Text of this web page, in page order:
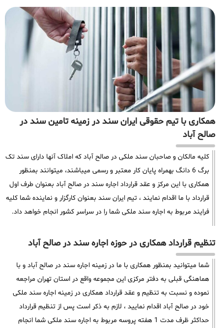
همکاری با تیم حقوقی ایران سند در زمینه تامین سند در
صالح آباد
کلیه مالکان و صاحبان سند ملکی در صالح آباد که املاک آنها دارای سند تک
برگ 6 دانگ بهمراه پایان کار معتبر و رسمی میباشند، میتوانند بمنظور
همکاری با این مرکز و عقد قرارداد اجاره سند در صالح آباد بعنوان طرف اول
قرارداد با ما اقدام نمایند ، تیم ایران سند بعنوان کارگزار و نماینده شما کلیه
فرایند مربوط به اجاره سند ملکی شما را در سراسر کشور انجام خواهد داد.
تنظیم قرارداد همکاری در حوزه اجاره سند در صالح آباد
شما میتوانید بمنظور همکاری با ما در زمینه اجاره سند در صالح آباد و با
هماهنگی قبلی به دفتر مرکزی این مجموعه واقع در استان تهران مراجعه
نموده و نسبت به تنظیم و عقد قرارداد همکاری در زمینه اجاره سند ملکی
خود در صالح آباد اقدام نمایید ، لازم به ذکر است پس از تنظیم قرارداد
حداکثر ظرف مدت 1 هفته پروسه مربوط به اجاره سند ملکی شما انجام